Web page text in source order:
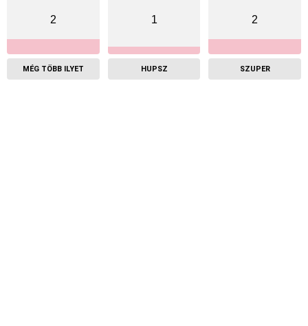
2
MÉG TÖBB ILYET
1
HUPSZ
2
SZUPER